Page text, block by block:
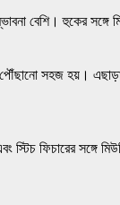
বেশি। হুকের
সহজ হয়।
ফিচারের সঙ্গে